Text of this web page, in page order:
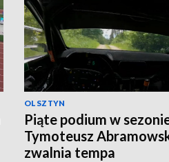
OLSZTYN
Piąte podium w
Tymoteusz
zwalnia tempa